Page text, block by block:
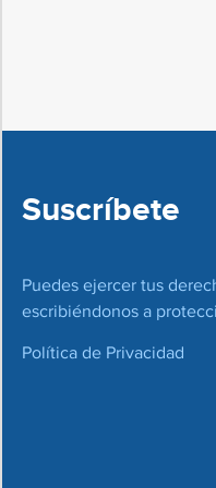
Suscríbete
Puedes ejercer tus
escribiéndonos a
Política de Privacidad